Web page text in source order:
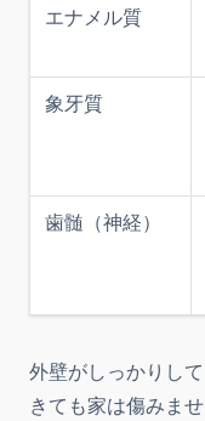
エナメル質
象牙質
歯髄（神経）
外壁がしっかりし
きても家は傷みま